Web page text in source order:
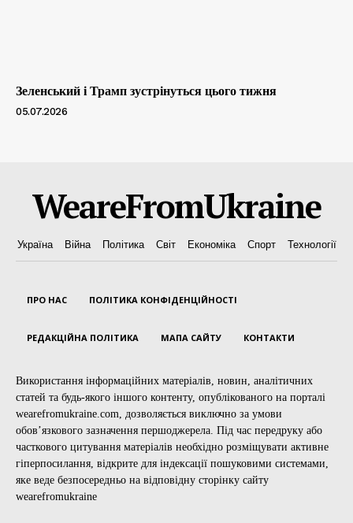
Зеленський і Трамп зустрінуться цього тижня
05.07.2026
WeareFromUkraine
Україна Війна Політика Світ Економіка Спорт Технології
ПРО НАС ПОЛІТИКА КОНФІДЕНЦІЙНОСТІ
РЕДАКЦІЙНА ПОЛІТИКА МАПА САЙТУ КОНТАКТИ
Використання інформаційних матеріалів, новин, аналітичних
статей та будь-якого іншого контенту, опублікованого на порталі
wearefromukraine.com, дозволяється виключно за умови
обов’язкового зазначення першоджерела. Під час передруку або
часткового цитування матеріалів необхідно розміщувати активне
гіперпосилання, відкрите для індексації пошуковими системами,
яке веде безпосередньо на відповідну сторінку сайту
wearefromukraine